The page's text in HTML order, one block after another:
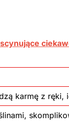
karmę z ręki,